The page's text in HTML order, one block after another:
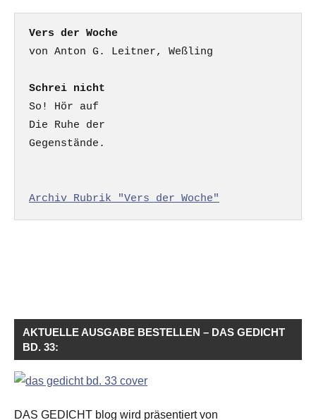
Vers der Woche
Schrei nicht
So! Hör auf
Die Ruhe der
Gegenstände.
Archiv Rubrik "Vers der Woche"
AKTUELLE AUSGABE BESTELLEN – DAS GEDICHT
BD. 33:
DAS GEDICHT blog wird präsentiert von